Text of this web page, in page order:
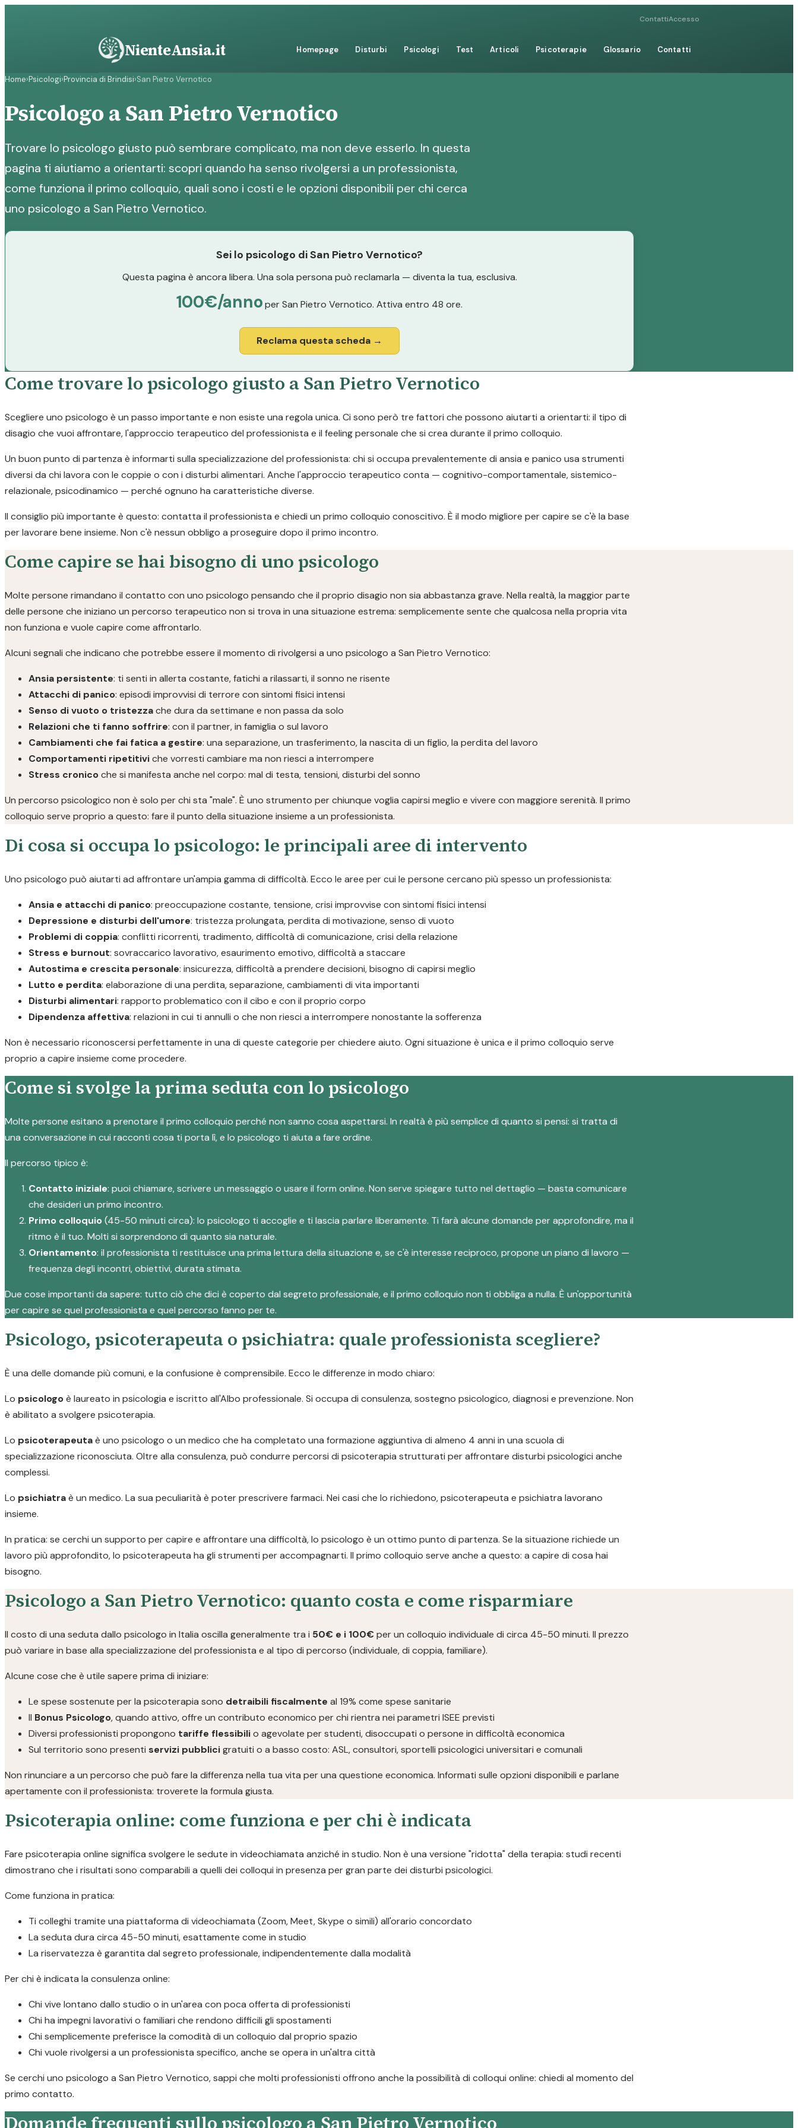
ContattiAccesso
NienteAnsia.it Homepage Disturbi Psicologi Test Articoli Psicoterapie Glossario Contatti
Home›Psicologi›Provincia di Brindisi›San Pietro Vernotico
Psicologo a San Pietro Vernotico
Trovare lo psicologo giusto può sembrare complicato, ma non deve esserlo. In questa
pagina ti aiutiamo a orientarti: scopri quando ha senso rivolgersi a un professionista,
come funziona il primo colloquio, quali sono i costi e le opzioni disponibili per chi cerca
uno psicologo a San Pietro Vernotico.
Sei lo psicologo di San Pietro Vernotico?
Questa pagina è ancora libera. Una sola persona può reclamarla — diventa la tua, esclusiva.
100€/annoper San Pietro Vernotico. Attiva entro 48 ore.
Reclama questa scheda →
Come trovare lo psicologo giusto a San Pietro Vernotico
Scegliere uno psicologo è un passo importante e non esiste una regola unica. Ci sono però tre fattori che possono aiutarti a orientarti: il tipo di
disagio che vuoi affrontare, l'approccio terapeutico del professionista e il feeling personale che si crea durante il primo colloquio.
Un buon punto di partenza è informarti sulla specializzazione del professionista: chi si occupa prevalentemente di ansia e panico usa strumenti
diversi da chi lavora con le coppie o con i disturbi alimentari. Anche l'approccio terapeutico conta — cognitivo-comportamentale, sistemico-
relazionale, psicodinamico — perché ognuno ha caratteristiche diverse.
Il consiglio più importante è questo: contatta il professionista e chiedi un primo colloquio conoscitivo. È il modo migliore per capire se c'è la base
per lavorare bene insieme. Non c'è nessun obbligo a proseguire dopo il primo incontro.
Come capire se hai bisogno di uno psicologo
Molte persone rimandano il contatto con uno psicologo pensando che il proprio disagio non sia abbastanza grave. Nella realtà, la maggior parte
delle persone che iniziano un percorso terapeutico non si trova in una situazione estrema: semplicemente sente che qualcosa nella propria vita
non funziona e vuole capire come affrontarlo.
Alcuni segnali che indicano che potrebbe essere il momento di rivolgersi a uno psicologo a San Pietro Vernotico:
Ansia persistente: ti senti in allerta costante, fatichi a rilassarti, il sonno ne risente
Attacchi di panico: episodi improvvisi di terrore con sintomi fisici intensi
Senso di vuoto o tristezzache dura da settimane e non passa da solo
Relazioni che ti fanno soffrire: con il partner, in famiglia o sul lavoro
Cambiamenti che fai fatica a gestire: una separazione, un trasferimento, la nascita di un figlio, la perdita del lavoro
Comportamenti ripetitiviche vorresti cambiare ma non riesci a interrompere
Stress cronicoche si manifesta anche nel corpo: mal di testa, tensioni, disturbi del sonno
Un percorso psicologico non è solo per chi sta "male". È uno strumento per chiunque voglia capirsi meglio e vivere con maggiore serenità. Il primo
colloquio serve proprio a questo: fare il punto della situazione insieme a un professionista.
Di cosa si occupa lo psicologo: le principali aree di intervento
Uno psicologo può aiutarti ad affrontare un'ampia gamma di difficoltà. Ecco le aree per cui le persone cercano più spesso un professionista:
Ansia e attacchi di panico: preoccupazione costante, tensione, crisi improvvise con sintomi fisici intensi
Depressione e disturbi dell'umore: tristezza prolungata, perdita di motivazione, senso di vuoto
Problemi di coppia: conflitti ricorrenti, tradimento, difficoltà di comunicazione, crisi della relazione
Stress e burnout: sovraccarico lavorativo, esaurimento emotivo, difficoltà a staccare
Autostima e crescita personale: insicurezza, difficoltà a prendere decisioni, bisogno di capirsi meglio
Lutto e perdita: elaborazione di una perdita, separazione, cambiamenti di vita importanti
Disturbi alimentari: rapporto problematico con il cibo e con il proprio corpo
Dipendenza affettiva: relazioni in cui ti annulli o che non riesci a interrompere nonostante la sofferenza
Non è necessario riconoscersi perfettamente in una di queste categorie per chiedere aiuto. Ogni situazione è unica e il primo colloquio serve
proprio a capire insieme come procedere.
Come si svolge la prima seduta con lo psicologo
Molte persone esitano a prenotare il primo colloquio perché non sanno cosa aspettarsi. In realtà è più semplice di quanto si pensi: si tratta di
una conversazione in cui racconti cosa ti porta lì, e lo psicologo ti aiuta a fare ordine.
Il percorso tipico è:
Contatto iniziale: puoi chiamare, scrivere un messaggio o usare il form online. Non serve spiegare tutto nel dettaglio — basta comunicare
che desideri un primo incontro.
Primo colloquio(45-50 minuti circa): lo psicologo ti accoglie e ti lascia parlare liberamente. Ti farà alcune domande per approfondire, ma il
ritmo è il tuo. Molti si sorprendono di quanto sia naturale.
Orientamento: il professionista ti restituisce una prima lettura della situazione e, se c'è interesse reciproco, propone un piano di lavoro —
frequenza degli incontri, obiettivi, durata stimata.
Due cose importanti da sapere: tutto ciò che dici è coperto dal segreto professionale, e il primo colloquio non ti obbliga a nulla. È un'opportunità
per capire se quel professionista e quel percorso fanno per te.
Psicologo, psicoterapeuta o psichiatra: quale professionista scegliere?
È una delle domande più comuni, e la confusione è comprensibile. Ecco le differenze in modo chiaro:
Lo psicologoè laureato in psicologia e iscritto all'Albo professionale. Si occupa di consulenza, sostegno psicologico, diagnosi e prevenzione. Non
è abilitato a svolgere psicoterapia.
Lo psicoterapeutaè uno psicologo o un medico che ha completato una formazione aggiuntiva di almeno 4 anni in una scuola di
specializzazione riconosciuta. Oltre alla consulenza, può condurre percorsi di psicoterapia strutturati per affrontare disturbi psicologici anche
complessi.
Lo psichiatraè un medico. La sua peculiarità è poter prescrivere farmaci. Nei casi che lo richiedono, psicoterapeuta e psichiatra lavorano
insieme.
In pratica: se cerchi un supporto per capire e affrontare una difficoltà, lo psicologo è un ottimo punto di partenza. Se la situazione richiede un
lavoro più approfondito, lo psicoterapeuta ha gli strumenti per accompagnarti. Il primo colloquio serve anche a questo: a capire di cosa hai
bisogno.
Psicologo a San Pietro Vernotico: quanto costa e come risparmiare
Il costo di una seduta dallo psicologo in Italia oscilla generalmente tra i 50€ e i 100€ per un colloquio individuale di circa 45-50 minuti. Il prezzo
può variare in base alla specializzazione del professionista e al tipo di percorso (individuale, di coppia, familiare).
Alcune cose che è utile sapere prima di iniziare:
Le spese sostenute per la psicoterapia sono detraibili fiscalmente al 19% come spese sanitarie
Il Bonus Psicologo, quando attivo, offre un contributo economico per chi rientra nei parametri ISEE previsti
Diversi professionisti propongono tariffe flessibilio agevolate per studenti, disoccupati o persone in difficoltà economica
Sul territorio sono presenti servizi pubblicigratuiti o a basso costo: ASL, consultori, sportelli psicologici universitari e comunali
Non rinunciare a un percorso che può fare la differenza nella tua vita per una questione economica. Informati sulle opzioni disponibili e parlane
apertamente con il professionista: troverete la formula giusta.
Psicoterapia online: come funziona e per chi è indicata
Fare psicoterapia online significa svolgere le sedute in videochiamata anziché in studio. Non è una versione "ridotta" della terapia: studi recenti
dimostrano che i risultati sono comparabili a quelli dei colloqui in presenza per gran parte dei disturbi psicologici.
Come funziona in pratica:
Ti colleghi tramite una piattaforma di videochiamata (Zoom, Meet, Skype o simili) all'orario concordato
La seduta dura circa 45-50 minuti, esattamente come in studio
La riservatezza è garantita dal segreto professionale, indipendentemente dalla modalità
Per chi è indicata la consulenza online:
Chi vive lontano dallo studio o in un'area con poca offerta di professionisti
Chi ha impegni lavorativi o familiari che rendono difficili gli spostamenti
Chi semplicemente preferisce la comodità di un colloquio dal proprio spazio
Chi vuole rivolgersi a un professionista specifico, anche se opera in un'altra città
Se cerchi uno psicologo a San Pietro Vernotico, sappi che molti professionisti offrono anche la possibilità di colloqui online: chiedi al momento del
primo contatto.
Domande frequenti sullo psicologo a San Pietro Vernotico